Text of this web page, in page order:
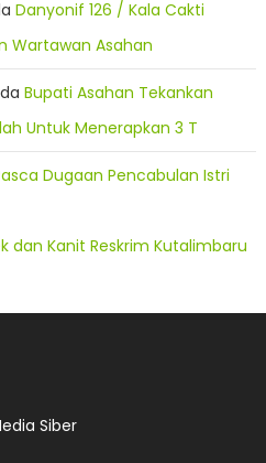
Danyonif 126 / Kala Cakti
Wartawan Asahan
Bupati Asahan Tekankan
Untuk Menerapkan 3 T
Dugaan Pencabulan Istri
dan Kanit Reskrim Kutalimbaru
Siber